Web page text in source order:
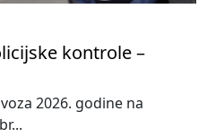
kontrole –
2026. godine na